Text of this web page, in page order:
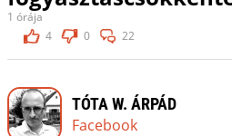
1 órája
4
0 22
TÓTA W. ÁRPÁD
Facebook